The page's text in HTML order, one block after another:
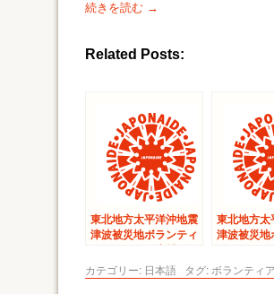
続きを読む →
Related Posts:
東北地方太平洋沖地震
津波被災地ボランティ
塩釜市にて 2011年5
月30日～6月6日 –
東北地方太
津波被災地
カテゴリー: 日本語 タグ: ボランティア